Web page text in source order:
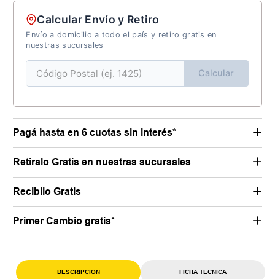
Calcular Envío y Retiro
Envío a domicilio a todo el país y retiro gratis en
nuestras sucursales
Calcular
Pagá hasta en 6 cuotas sin interés*
Retiralo Gratis en nuestras sucursales
Recibilo Gratis
Primer Cambio gratis*
DESCRIPCION FICHA TECNICA